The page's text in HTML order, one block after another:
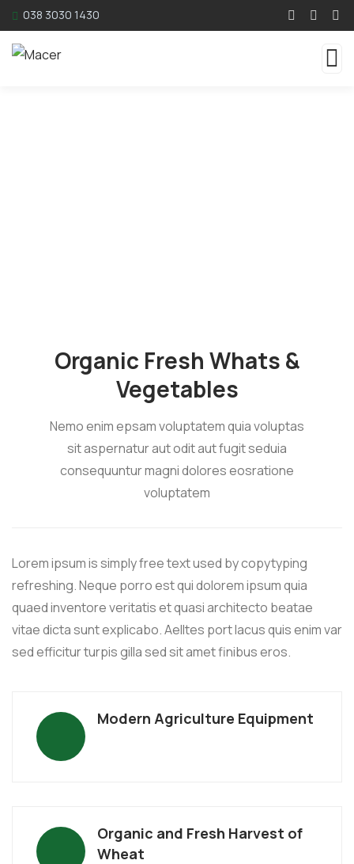
038 3030 1430
Organic Fresh Whats &
Vegetables
Nemo enim epsam voluptatem quia voluptas
sit aspernatur aut odit aut fugit seduia
consequuntur magni dolores eosratione
voluptatem
Lorem ipsum is simply free text used by copytyping
refreshing. Neque porro est qui dolorem ipsum quia
quaed inventore veritatis et quasi architecto beatae
vitae dicta sunt explicabo. Aelltes port lacus quis enim var
sed efficitur turpis gilla sed sit amet finibus eros.
Modern Agriculture Equipment
Organic and Fresh Harvest of
Wheat